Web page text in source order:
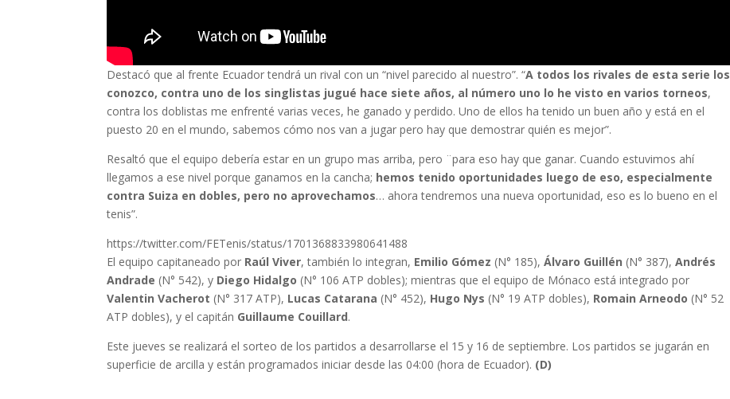
Destacó que al frente Ecuador tendrá un rival con un “nivel parecido al nuestro”. “A todos los rivales de esta serie los
conozco, contra uno de los singlistas jugué hace siete años, al número uno lo he visto en varios torneos,
contra los doblistas me enfrenté varias veces, he ganado y perdido. Uno de ellos ha tenido un buen año y está en el
puesto 20 en el mundo, sabemos cómo nos van a jugar pero hay que demostrar quién es mejor”.
Resaltó que el equipo debería estar en un grupo mas arriba, pero ¨para eso hay que ganar. Cuando estuvimos ahí
llegamos a ese nivel porque ganamos en la cancha; hemos tenido oportunidades luego de eso, especialmente
contra Suiza en dobles, pero no aprovechamos… ahora tendremos una nueva oportunidad, eso es lo bueno en el
tenis”.
https://twitter.com/FETenis/status/1701368833980641488
El equipo capitaneado por Raúl Viver, también lo integran, Emilio Gómez (N° 185),Álvaro Guillén (N° 387),Andrés
Andrade (N° 542), y Diego Hidalgo (N° 106 ATP dobles); mientras que el equipo de Mónaco está integrado por
Valentin Vacherot (N° 317 ATP), Lucas Catarana (N° 452), Hugo Nys (N° 19 ATP dobles), Romain Arneodo (N° 52
ATP dobles), y el capitán Guillaume Couillard.
Este jueves se realizará el sorteo de los partidos a desarrollarse el 15 y 16 de septiembre. Los partidos se jugarán en
superficie de arcilla y están programados iniciar desde las 04:00 (hora de Ecuador). (D)